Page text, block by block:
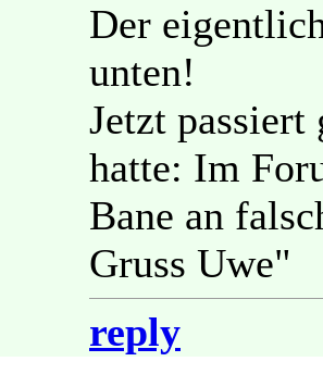
Der
unten!
Jetzt passiert
hatte: Im
Bane an
Gruss Uwe"
reply